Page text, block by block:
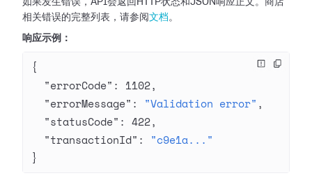
如果发生错误，API会返回HTTP状态和JSON响应正文。商店
相关错误的完整列表，请参阅 文档。
响应示例：
{
  "errorCode"
: 1102,
  "errorMessage"
: "Validation error" ,
  "statusCode"
: 422,
  "transactionId"
: "c9e1a..."
}